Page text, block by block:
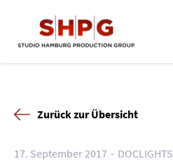
Zurück zur Übersicht
17. September 2017 DOCLIGHTS